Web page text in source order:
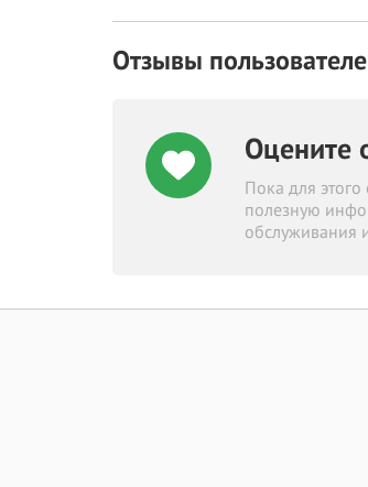
Отзывы
Оцените
Пока для
полезную
обслуживания